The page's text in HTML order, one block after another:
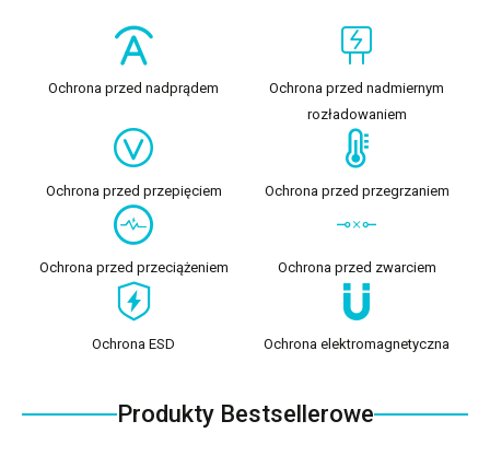
Ochrona przed nadprądem
Ochrona przed nadmiernym
rozładowaniem
Ochrona przed przepięciem Ochrona przed przegrzaniem
Ochrona przed przeciążeniem Ochrona przed zwarciem
Ochrona ESD Ochrona elektromagnetyczna
Produkty Bestsellerowe